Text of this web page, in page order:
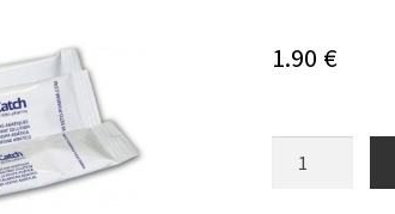
1.90 €